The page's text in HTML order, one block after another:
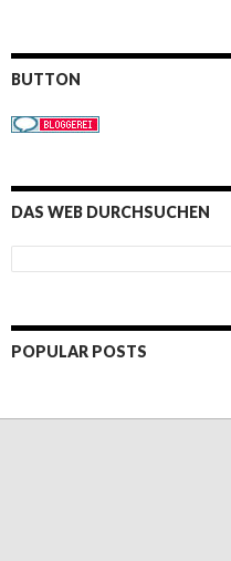
BUTTON
DAS WEB DURCHSUCHEN
POPULAR POSTS